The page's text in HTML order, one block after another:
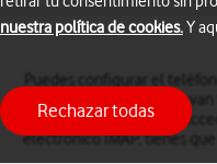
correo IMAP se
consiguiente, puedes
electrónico IMAP, tienes
nuestra política de cookies.Y
Rechazar todas